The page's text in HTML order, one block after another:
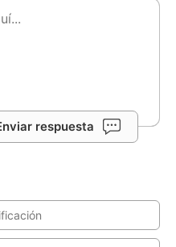
respuesta